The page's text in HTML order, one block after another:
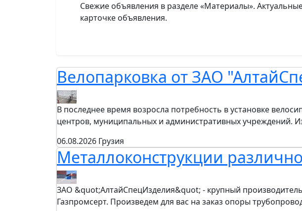
Свежие объявления в разделе «Материалы».
карточке объявления.
Велопарковка от ЗАО
В последнее время возросла потребность в установке
центров, муниципальных и административных учреждений.
06.08.2026 Грузия
Металлоконструкции
ЗАО &quot;АлтайСпецИзделия&quot; - крупный
Газпромсерт. Произведем для вас на заказ опоры